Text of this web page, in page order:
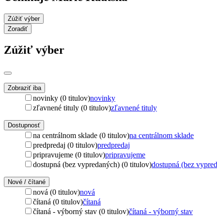
Zúžiť výber
Zoradiť
Zúžiť výber
Zobraziť iba
novinky (0 titulov)novinky
zľavnené tituly (0 titulov)zľavnené tituly
Dostupnosť
na centrálnom sklade (0 titulov)na centrálnom sklade
predpredaj (0 titulov)predpredaj
pripravujeme (0 titulov)pripravujeme
dostupná (bez vypredaných) (0 titulov)dostupná (bez
Nové / čítané
nová (0 titulov)nová
čítaná (0 titulov)čítaná
čítaná - výborný stav (0 titulov)čítaná - výborný stav